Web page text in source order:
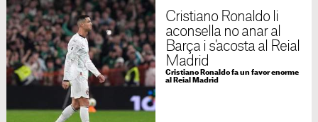
Cristiano Ronaldo li
aconsella no anar al
Barça i s'acosta al Reial
Madrid
Cristiano Ronaldo fa un favor enorme
al Reial Madrid